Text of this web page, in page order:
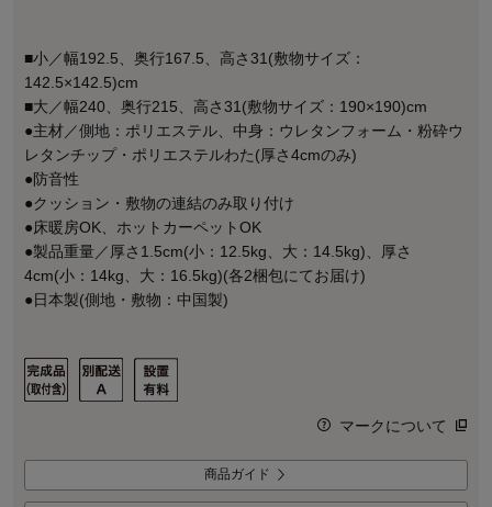
■小／幅192.5、奥行167.5、高さ31(敷物サイズ：
142.5×142.5)cm
■大／幅240、奥行215、高さ31(敷物サイズ：190×190)cm
●主材／側地：ポリエステル、中身：ウレタンフォーム・粉砕ウ
レタンチップ・ポリエステルわた(厚さ4cmのみ)
●防音性
●クッション・敷物の連結のみ取り付け
●床暖房OK、ホットカーペットOK
●製品重量／厚さ1.5cm(小：12.5kg、大：14.5kg)、厚さ
4cm(小：14kg、大：16.5kg)(各2梱包にてお届け)
●日本製(側地・敷物：中国製)
マークについて
商品ガイド